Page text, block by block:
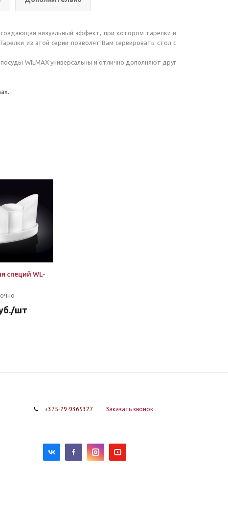
создающая визуальный эффект, при котором тарелки и
из этой серии позволят Вам сервировать стол с
WILMAX универсальны и отлично дополняют друг
специй WL-
/шт
+375-29-9365327 Заказать звонок